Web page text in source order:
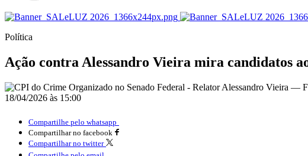
Política
Ação contra Alessandro Vieira mira candidatos
18/04/2026 às 15:00
Compartilhe pelo whatsapp
Compartilhar no facebook
Compartilhar no twitter